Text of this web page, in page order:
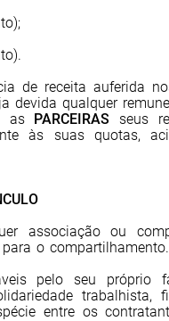
de receita auferida
devida qualquer
as PARCEIRAS seus
às suas quotas,
associação ou
o compartilhamento.
pelo seu próprio
trabalhista,
entre os